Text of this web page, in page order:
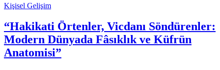
Kişisel Gelişim
“Hakikati Örtenler, Vicdanı Söndürenler:
Modern Dünyada Fâsıklık ve Küfrün
Anatomisi”